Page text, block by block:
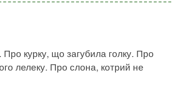
курку, що загубила голку. Про
лелеку. Про слона, котрий не